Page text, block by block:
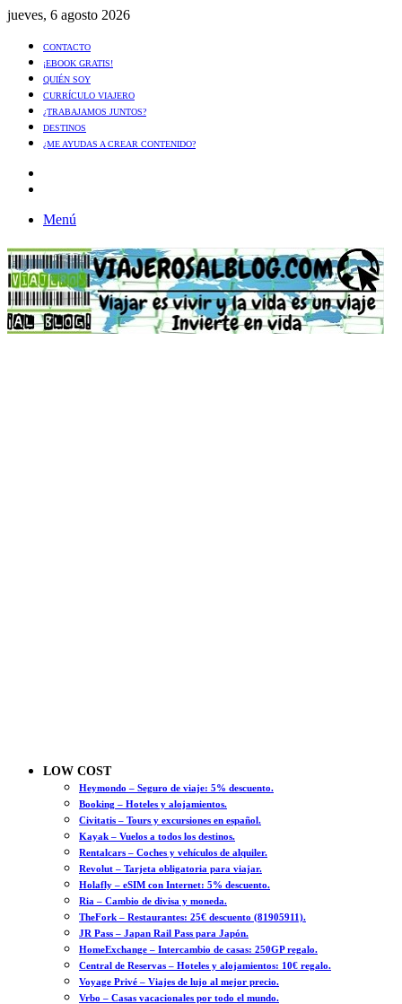
jueves, 6 agosto 2026
CONTACTO
¡EBOOK GRATIS!
QUIÉN SOY
CURRÍCULO VIAJERO
¿TRABAJAMOS JUNTOS?
DESTINOS
¿ME AYUDAS A CREAR CONTENIDO?
Menú
LOW COST
Heymondo – Seguro de viaje: 5% descuento.
Booking – Hoteles y alojamientos.
Civitatis – Tours y excursiones en español.
Kayak – Vuelos a todos los destinos.
Rentalcars – Coches y vehículos de alquiler.
Revolut – Tarjeta obligatoria para viajar.
Holafly – eSIM con Internet: 5% descuento.
Ria – Cambio de divisa y moneda.
TheFork – Restaurantes: 25€ descuento (81905911).
JR Pass – Japan Rail Pass para Japón.
HomeExchange – Intercambio de casas: 250GP regalo.
Central de Reservas – Hoteles y alojamientos: 10€ regalo.
Voyage Privé – Viajes de lujo al mejor precio.
Vrbo – Casas vacacionales por todo el mundo.